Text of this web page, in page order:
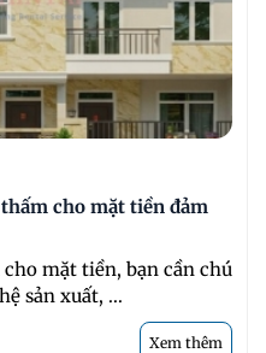
cho mặt tiền đảm
mặt tiền, bạn cần chú
sản xuất, ...
Xem thêm